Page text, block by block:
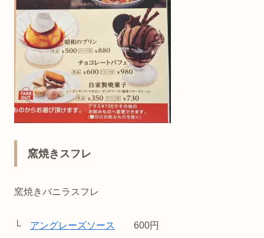
窯焼きスフレ
窯焼きバニラスフレ
└ アングレーズソース 600円